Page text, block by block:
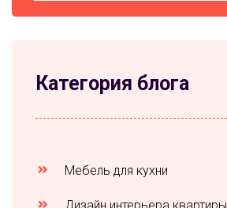
Категория блога
Мебель для кухни
Дизайн интерьера квартиры